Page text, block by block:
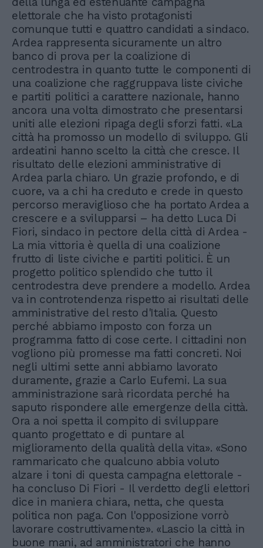
elettorale che ha visto protagonisti
comunque tutti e quattro candidati a sindaco.
Ardea rappresenta sicuramente un altro
banco di prova per la coalizione di
centrodestra in quanto tutte le componenti di
una coalizione che raggruppava liste civiche
e partiti politici a carattere nazionale, hanno
ancora una volta dimostrato che presentarsi
uniti alle elezioni ripaga degli sforzi fatti. «La
città ha promosso un modello di sviluppo. Gli
ardeatini hanno scelto la città che cresce. Il
risultato delle elezioni amministrative di
Ardea parla chiaro. Un grazie profondo, e di
cuore, va a chi ha creduto e crede in questo
percorso meraviglioso che ha portato Ardea a
crescere e a svilupparsi – ha detto Luca Di
Fiori, sindaco in pectore della città di Ardea -
La mia vittoria è quella di una coalizione
frutto di liste civiche e partiti politici. È un
progetto politico splendido che tutto il
centrodestra deve prendere a modello. Ardea
va in controtendenza rispetto ai risultati delle
amministrative del resto d'Italia. Questo
perché abbiamo imposto con forza un
programma fatto di cose certe. I cittadini non
vogliono più promesse ma fatti concreti. Noi
negli ultimi sette anni abbiamo lavorato
duramente, grazie a Carlo Eufemi. La sua
amministrazione sarà ricordata perché ha
saputo rispondere alle emergenze della città.
Ora a noi spetta il compito di sviluppare
quanto progettato e di puntare al
miglioramento della qualità della vita». «Sono
rammaricato che qualcuno abbia voluto
alzare i toni di questa campagna elettorale -
ha concluso Di Fiori - Il verdetto degli elettori
dice in maniera chiara, netta, che questa
politica non paga. Con l'opposizione vorrò
lavorare costruttivamente». «Lascio la città in
buone mani, ad amministratori che hanno